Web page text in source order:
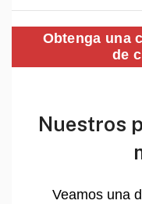
Obtenga una
de
Nuestros
Veamos una